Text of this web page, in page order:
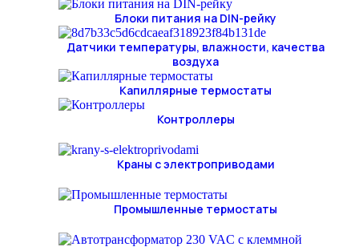
Блоки питания на DIN-рейку
Датчики температуры, влажности, качества
воздуха
Капиллярные термостаты
Контроллеры
Краны с электроприводами
Промышленные термостаты